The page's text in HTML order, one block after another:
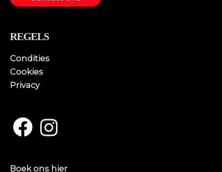
REGELS
Condities
Cookies
Privacy
Boek ons hier